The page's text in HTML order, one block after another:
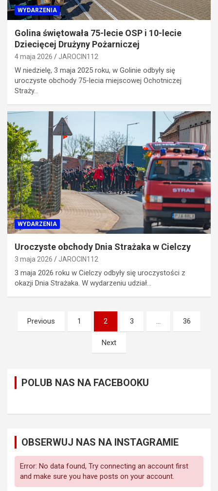
WYDARZENIA
Golina świętowała 75-lecie OSP i 10-lecie
Dziecięcej Drużyny Pożarniczej
4 maja 2026 JAROCIN112
W niedzielę, 3 maja 2025 roku, w Golinie odbyły się
uroczyste obchody 75-lecia miejscowej Ochotniczej
Straży…
WYDARZENIA
Uroczyste obchody Dnia Strażaka w Cielczy
3 maja 2026 JAROCIN112
3 maja 2026 roku w Cielczy odbyły się uroczystości z
okazji Dnia Strażaka. W wydarzeniu udział…
Stronicowanie
wpisów
Previous 1 2 3 … 36
Next
POLUB NAS NA FACEBOOKU
OBSERWUJ NAS NA INSTAGRAMIE
Error: No data found, Try connecting an account first
and make sure you have posts on your account.